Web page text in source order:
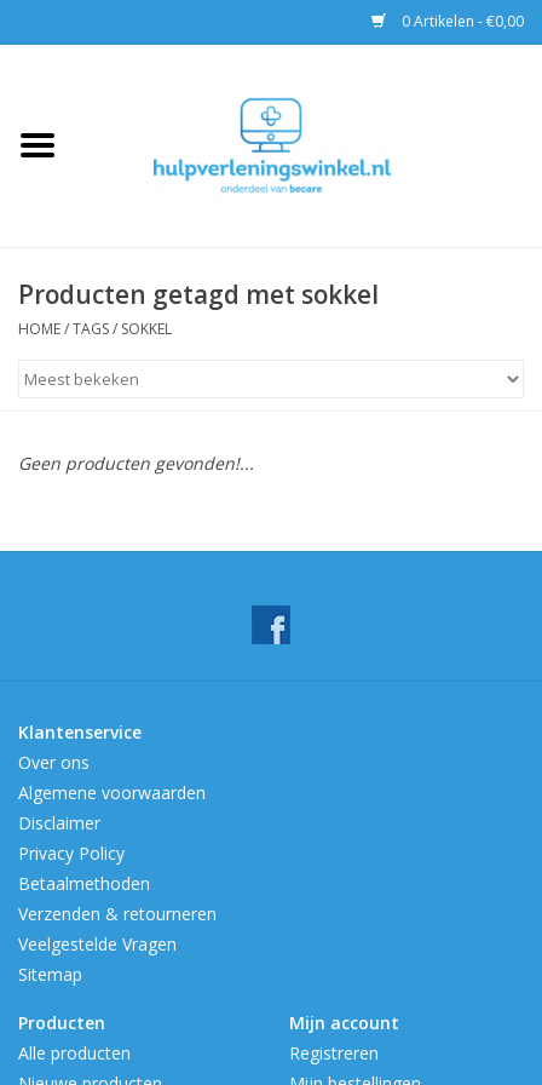
0 Artikelen - €0,00
EHBO
Pax tassen
Trainingen
Producten getagd met sokkel
HOME/TAGS/ SOKKEL
Geen producten gevonden!...
Klantenservice
Over ons
Algemene voorwaarden
Disclaimer
Privacy Policy
Betaalmethoden
Verzenden & retourneren
Veelgestelde Vragen
Sitemap
Producten
Alle producten
Mijn account
Registreren